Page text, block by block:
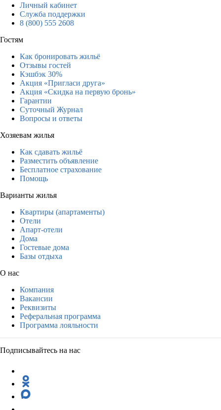
Личный кабинет
Служба поддержки
8 (800) 555 2608
Гостям
Как бронировать жильё
Отзывы гостей
Кэшбэк 30%
Акция «Пригласи друга»
Акция «Скидка на первую бронь»
Гарантии
Суточный Журнал
Вопросы и ответы
Хозяевам жилья
Как сдавать жильё
Разместить объявление
Бесплатное страхование
Помощь
Варианты жилья
Квартиры (апартаменты)
Отели
Апарт-отели
Дома
Гостевые дома
Базы отдыха
О нас
Компания
Вакансии
Реквизиты
Реферальная программа
Программа лояльности
Подписывайтесь на нас